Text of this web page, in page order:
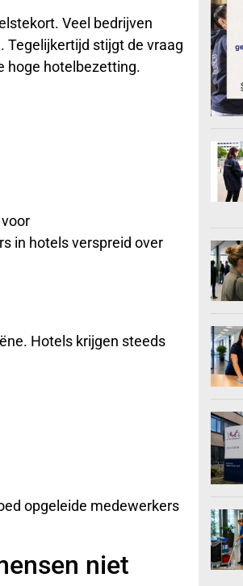
Veel bedrijven
Tegelijkertijd stijgt de vraag
hoge hotelbezetting.
in hotels verspreid over
Hotels krijgen steeds
opgeleide medewerkers
niet